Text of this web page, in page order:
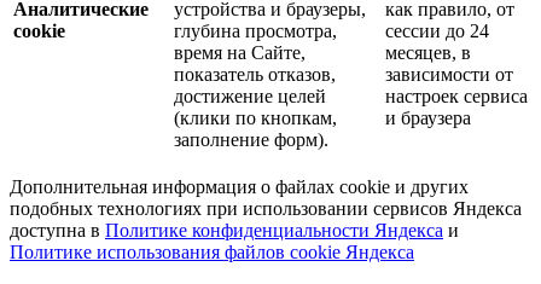
Аналитические
cookie
устройства и браузеры,
глубина просмотра,
время на Сайте,
показатель отказов,
достижение целей
(клики по кнопкам,
заполнение форм).
как правило, от
сессии до 24
месяцев, в
зависимости от
настроек сервиса
и браузера
Дополнительная информация о файлах cookie и других
подобных технологиях при использовании сервисов Яндекса
доступна в Политике конфиденциальности Яндекса и
Политике использования файлов cookie Яндекса